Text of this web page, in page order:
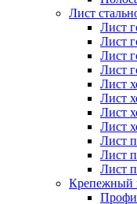
Лист
Лист
Лист
Лист
Лист
Лист
Лист
Лист
Лист
Лист
Лист
Лист
Крепежный